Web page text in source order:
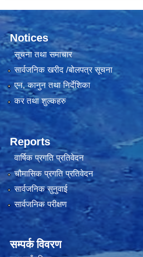
Notices
सूचना तथा समाचार
सार्वजनिक खरीद /बोलपत्र सूचना
एन, कानुन तथा निर्देशिका
कर तथा शुल्कहरु
Reports
वार्षिक प्रगति प्रतिवेदन
चौमासिक प्रगति प्रतिवेदन
सार्वजनिक सुनुवाई
सार्वजनिक परीक्षण
सम्पर्क विवरण